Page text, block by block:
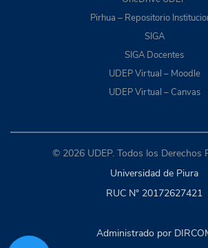
Pirhua – Repositorio
SIGA
SIGA Docentes
UDEP Virtual – Moodle
UDEP Virtual – Canvas
© 2026 UDEP. Todos los Derechos
Universidad de Piura
RUC N° 20172627421
Administrado por